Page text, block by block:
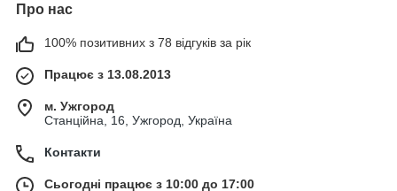
Про нас
100% позитивних з 78 відгуків за рік
Працює з 13.08.2013
м. Ужгород
Станційна, 16, Ужгород, Україна
Контакти
Сьогодні працює з 10:00 до 17:00